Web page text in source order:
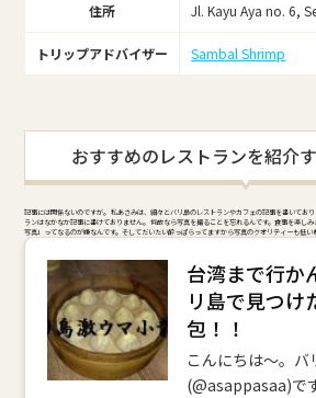
住所 Jl. Kayu Aya no. 6,
トリップアドバイザー Sambal Shrimp
おすすめのレストランを紹介
記事には関係ないのですが。 私あさみは、細々とバリ島のレストランやカフェの記事を書いてお
ランはなかなか記事に書けておりません。 何故なら写真を撮ることを忘れるんです。食事を楽し
写真」ってなるのが嫌なんです。そしてだいたい酔っぱらってますから写真のクオリティーも低
台湾まで行か
リ島で見つけ
包！！
こんにちは～。バ
(@asappasaa)で